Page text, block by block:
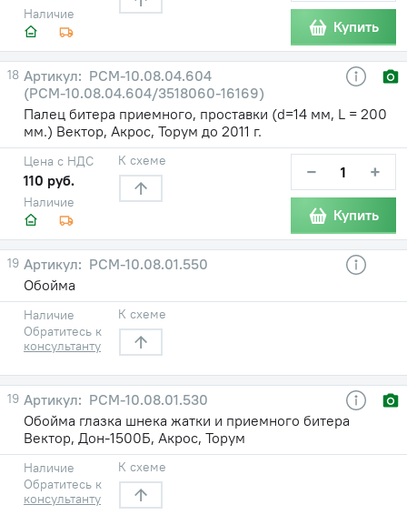
Наличие
Купить
18
РСМ-10.08.04.604
(РСМ-10.08.04.604/3518060-16169)
Палец битера приемного, проставки (d=14 мм, L = 200
мм.) Вектор, Акрос, Торум до 2011 г.
Наличие
Цена с НДС
110 руб.
К схеме − +
Купить
19
РСМ-10.08.01.550
Обойма
Наличие
Обратитесь к
консультанту
К схеме
19
РСМ-10.08.01.530
Обойма глазка шнека жатки и приемного битера
Вектор, Дон-1500Б, Акрос, Торум
Наличие
Обратитесь к
консультанту
К схеме